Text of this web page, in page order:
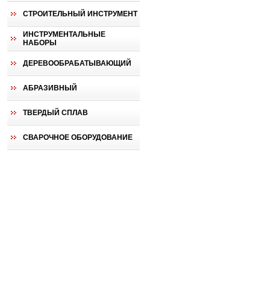
СТРОИТЕЛЬНЫЙ ИНСТРУМЕНТ
ИНСТРУМЕНТАЛЬНЫЕ
НАБОРЫ
ДЕРЕВООБРАБАТЫВАЮЩИЙ
АБРАЗИВНЫЙ
ТВЕРДЫЙ СПЛАВ
СВАРОЧНОЕ ОБОРУДОВАНИЕ